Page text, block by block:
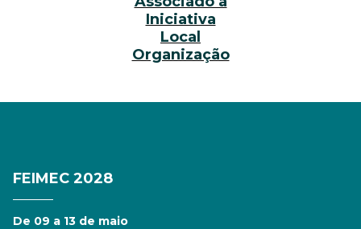
Iniciativa
Local
Organização
FEIMEC 2028
De 09 a 13 de maio